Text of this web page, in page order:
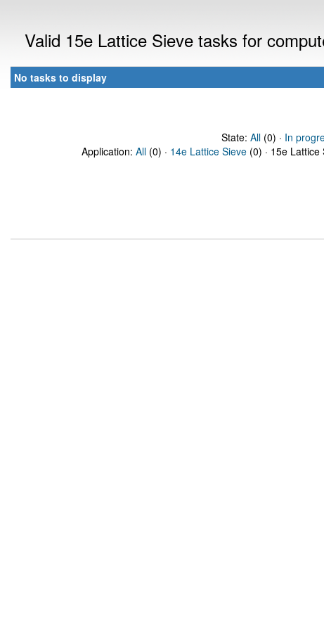
Valid 15e Lattice Sieve tasks for
No tasks to display
State: All(0) · In
Application: All (0) · 14e Lattice Sieve (0) · 15e Lattice